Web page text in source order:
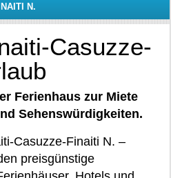
N.
Casuzze-
Ferienhaus zur Miete
Sehenswürdigkeiten.
Casuzze-Finaiti N. –
preisgünstige